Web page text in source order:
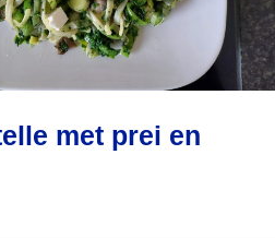
met prei en